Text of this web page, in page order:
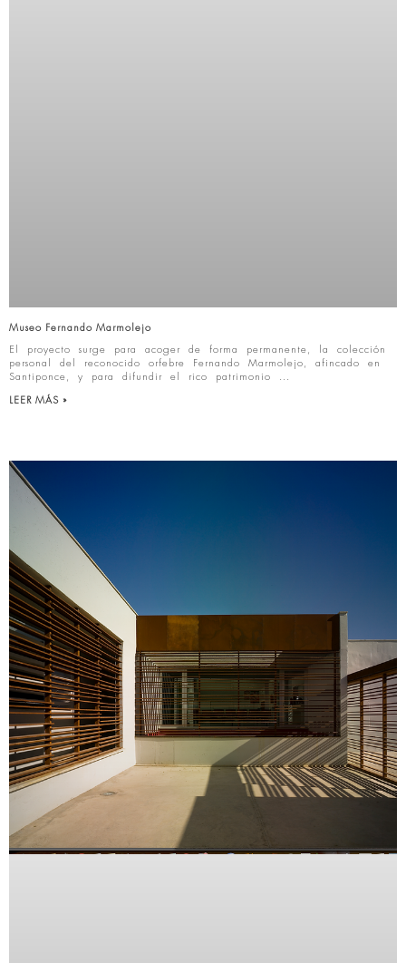
Museo Fernando Marmolejo
El proyecto surge para acoger de forma permanente, la colección
personal del reconocido orfebre Fernando Marmolejo, afincado en
Santiponce, y para difundir el rico patrimonio
LEER MÁS »